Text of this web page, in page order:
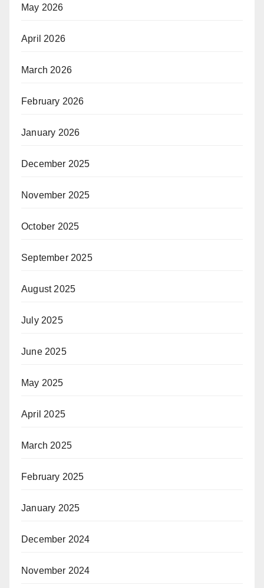
May 2026
April 2026
March 2026
February 2026
January 2026
December 2025
November 2025
October 2025
September 2025
August 2025
July 2025
June 2025
May 2025
April 2025
March 2025
February 2025
January 2025
December 2024
November 2024